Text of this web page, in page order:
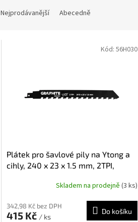
Nejprodávanější Abecedně
Plátek pro šavlové pily na Ytong a
cihly, 240 x 23 x 1.5 mm, 2TPI,
Skladem na prodejně (3 ks)
342,98 Kč bez DPH
415 Kč / ks
Do košíku
Kód: 56H030